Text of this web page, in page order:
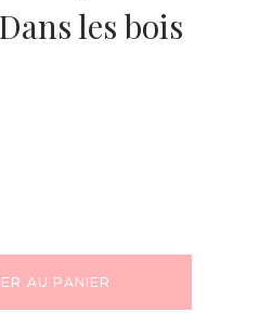
les bois
AU PANIER